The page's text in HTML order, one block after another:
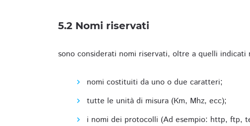
5.2 Nomi riservati
sono considerati nomi riservati, oltre a quelli
nomi costituiti da uno o due caratteri;
tutte le unità di misura (Km, Mhz, ecc);
i nomi dei protocolli (Ad esempio: http, ftp,